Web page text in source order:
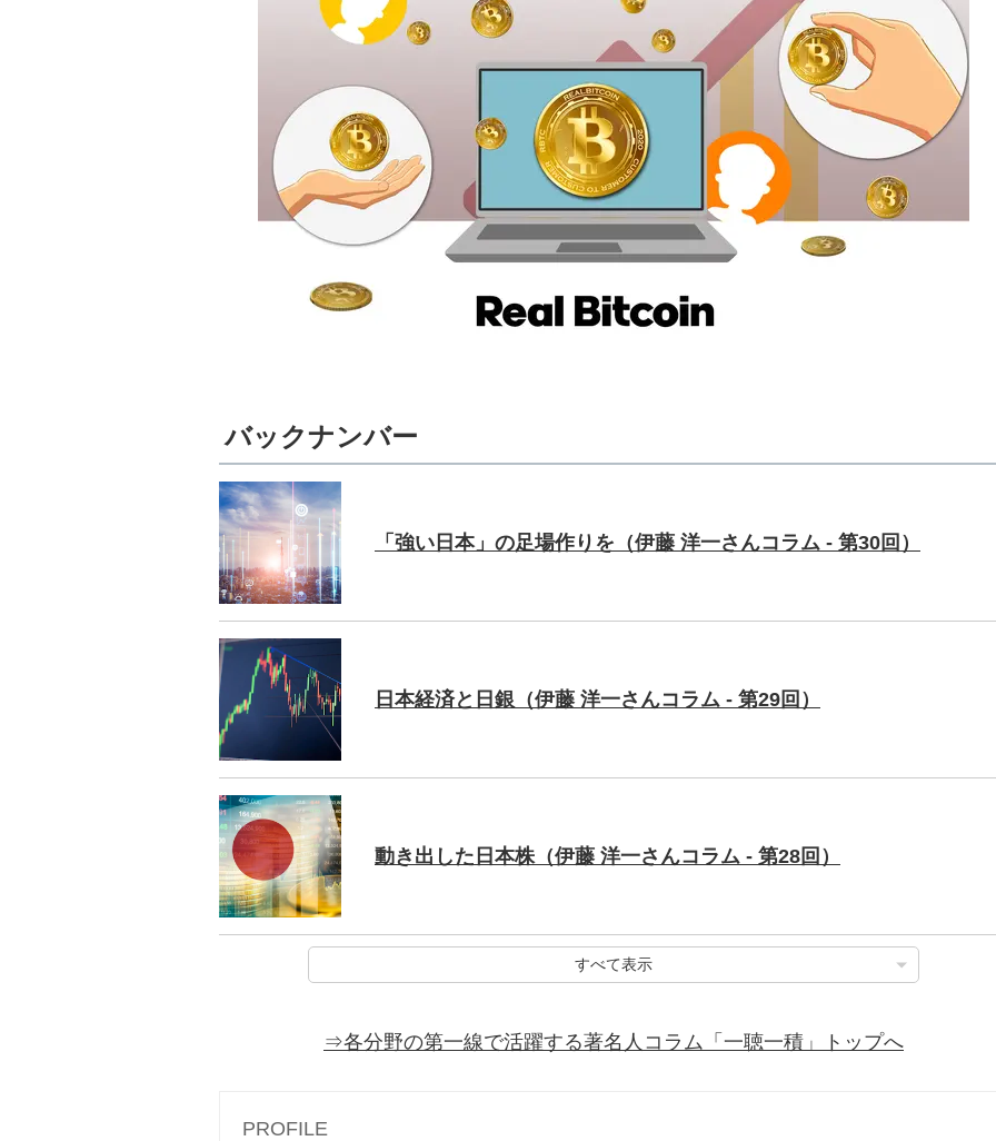
バックナンバー
「強い日本」の足場作りを（伊藤 洋一さんコラム - 第30回）
日本経済と日銀（伊藤 洋一さんコラム - 第29回）
動き出した日本株（伊藤 洋一さんコラム - 第28回）
すべて表示
⇒各分野の第一線で活躍する著名人コラム「一聴一積」トップへ
PROFILE